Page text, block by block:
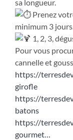
sa longueur.
Prenez
minimum 3
1, 2, 3,
Pour vous
cannelle et
https://
girofle
https://
batons
https://
gourmet…